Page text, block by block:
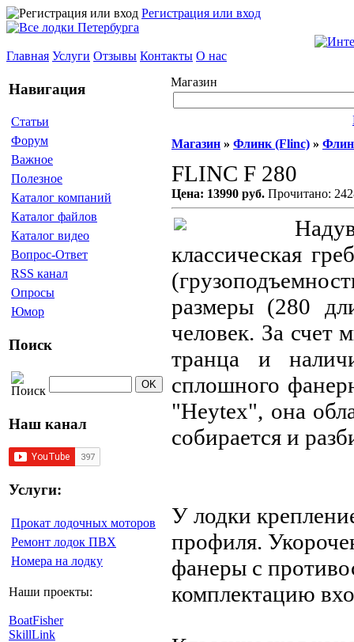
Регистрация или вход
Главная Услуги Отзывы Контакты О нас
Навигация
Статьи
Форум
Важное
Полезное
Каталог компаний
Каталог файлов
Каталог видео
Вопрос-Ответ
RSS канал
Опросы
Юмор
Поиск
Наш канал
Услуги:
Прокат лодочных моторов
Ремонт лодок ПВХ
Номера на лодку
Наши проекты:
BoatFisher
SkillLink
Магазин
Магазин » Флинк (Flinc) »
FLINC F 280
Цена: 13990 руб. Прочитано:
классическая
размеры (280
человек. За счет
транца и
сплошного
"Heytex", она
собирается и
У лодки
профиля.
фанеры с
комплектацию